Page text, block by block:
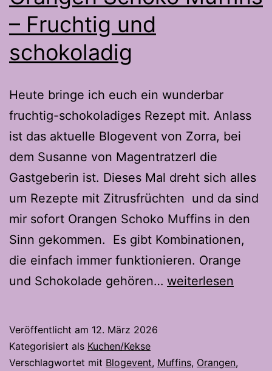
– Fruchtig und
schokoladig
Heute bringe ich euch ein wunderbar
fruchtig-schokoladiges Rezept mit. Anlass
ist das aktuelle Blogevent von Zorra, bei
dem Susanne von Magentratzerl die
Gastgeberin ist. Dieses Mal dreht sich alles
um Rezepte mit Zitrusfrüchten und da sind
mir sofort Orangen Schoko Muffins in den
Sinn gekommen. Es gibt Kombinationen,
die einfach immer funktionieren. Orange
und Schokolade gehören… Orangen
Fruchtig
weiterlesen
Veröffentlicht am 12. März 2026
Kategorisiert als Kuchen/Kekse
Verschlagwortet mit Blogevent, Muffins, Orangen,